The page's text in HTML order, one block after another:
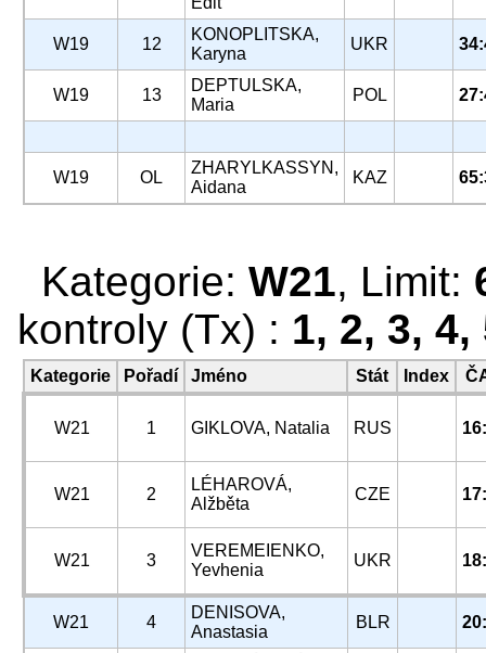
W19 12
KONOPLITSKA,
Karyna
UKR
W19 13
DEPTULSKA,
Maria
POL
W19 OL
ZHARYLKASSYN,
Aidana
KAZ
Kategorie: W21, Limit:
kontroly (Tx) : 1, 2, 3, 4,
Kategorie Pořadí Jméno Stát Index
W21 1 GIKLOVA, Natalia RUS
W21 2
LÉHAROVÁ,
Alžběta
CZE
W21 3
VEREMEIENKO,
Yevhenia
UKR
W21 4
DENISOVA,
Anastasia
BLR